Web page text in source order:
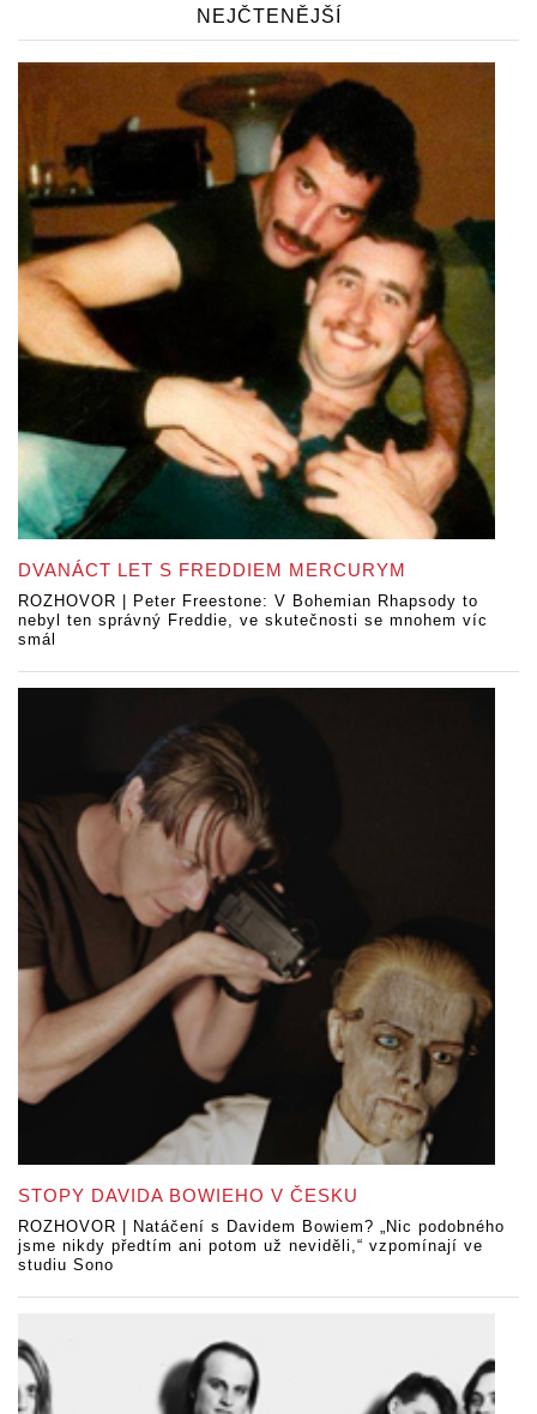
NEJČTENĚJŠÍ
DVANÁCT LET S FREDDIEM MERCURYM
ROZHOVOR | Peter Freestone: V Bohemian Rhapsody to
nebyl ten správný Freddie, ve skutečnosti se mnohem víc
smál
STOPY DAVIDA BOWIEHO V ČESKU
ROZHOVOR | Natáčení s Davidem Bowiem? „Nic podobného
jsme nikdy předtím ani potom už neviděli,“ vzpomínají ve
studiu Sono